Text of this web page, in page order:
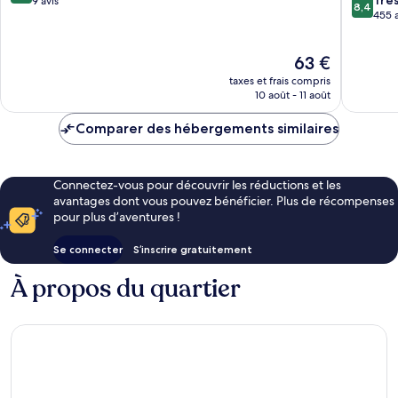
Le
nouveau
prix
de
63 €
taxes et frais compris
10 août - 11 août
sur
8,4
455
Comparer des hébergements similaires
Connectez-vous pour découvrir les réductions et les
avantages dont vous pouvez bénéficier. Plus de récompenses
pour plus d’aventures !
Se connecter S’inscrire gratuitement
À propos du quartier